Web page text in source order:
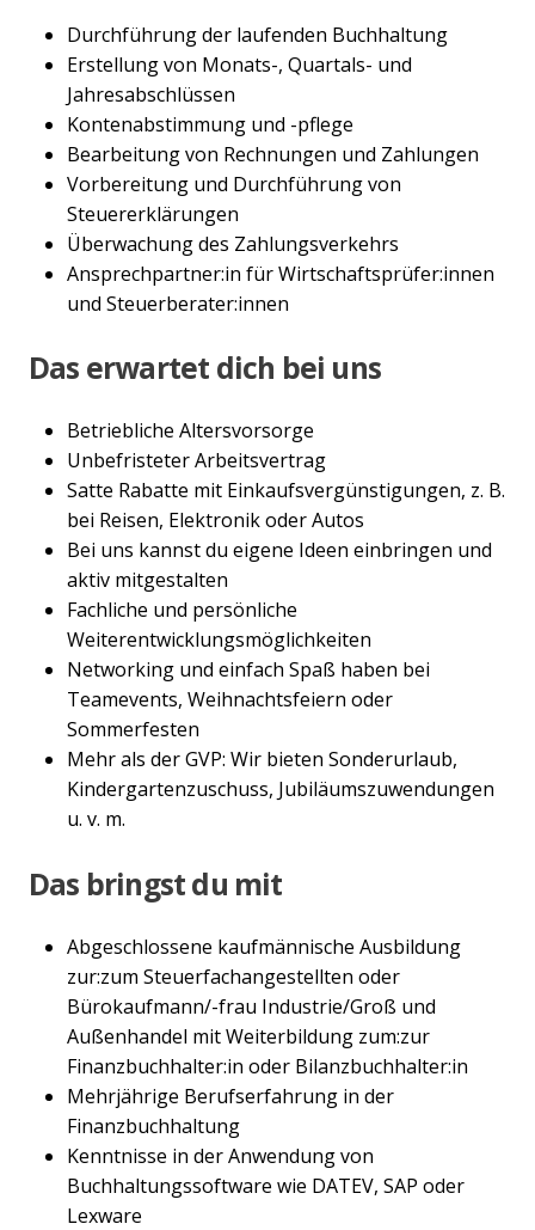
Durchführung der laufenden Buchhaltung
Erstellung von Monats-, Quartals- und
Jahresabschlüssen
Kontenabstimmung und -pflege
Bearbeitung von Rechnungen und Zahlungen
Vorbereitung und Durchführung von
Steuererklärungen
Überwachung des Zahlungsverkehrs
Ansprechpartner:in für Wirtschaftsprüfer:innen
und Steuerberater:innen
Das erwartet dich bei uns
Betriebliche Altersvorsorge
Unbefristeter Arbeitsvertrag
Satte Rabatte mit Einkaufsvergünstigungen, z. B.
bei Reisen, Elektronik oder Autos
Bei uns kannst du eigene Ideen einbringen und
aktiv mitgestalten
Fachliche und persönliche
Weiterentwicklungsmöglichkeiten
Networking und einfach Spaß haben bei
Teamevents, Weihnachtsfeiern oder
Sommerfesten
Mehr als der GVP: Wir bieten Sonderurlaub,
Kindergartenzuschuss, Jubiläumszuwendungen
u. v. m.
Das bringst du mit
Abgeschlossene kaufmännische Ausbildung
zur:zum Steuerfachangestellten oder
Bürokaufmann/-frau Industrie/Groß und
Außenhandel mit Weiterbildung zum:zur
Finanzbuchhalter:in oder Bilanzbuchhalter:in
Mehrjährige Berufserfahrung in der
Finanzbuchhaltung
Kenntnisse in der Anwendung von
Buchhaltungssoftware wie DATEV, SAP oder
Lexware